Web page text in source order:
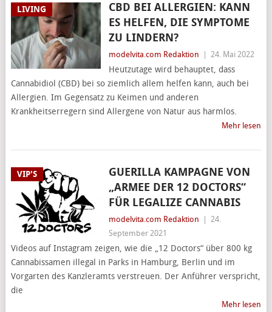
LIVING
CBD BEI ALLERGIEN: KANN
ES HELFEN, DIE SYMPTOME
ZU LINDERN?
modelvita.com Redaktion 24. Mai 2022
Heutzutage wird behauptet, dass
Cannabidiol (CBD) bei so ziemlich allem helfen kann, auch bei
Allergien. Im Gegensatz zu Keimen und anderen
Krankheitserregern sind Allergene von Natur aus harmlos.
Mehr lesen
VIP'S
GUERILLA KAMPAGNE VON
„ARMEE DER 12 DOCTORS“
FÜR LEGALIZE CANNABIS
modelvita.com Redaktion
24.
September 2021
Videos auf Instagram zeigen, wie die „12 Doctors“ über 800 kg
Cannabissamen illegal in Parks in Hamburg, Berlin und im
Vorgarten des Kanzleramts verstreuen. Der Anführer verspricht,
die
Mehr lesen